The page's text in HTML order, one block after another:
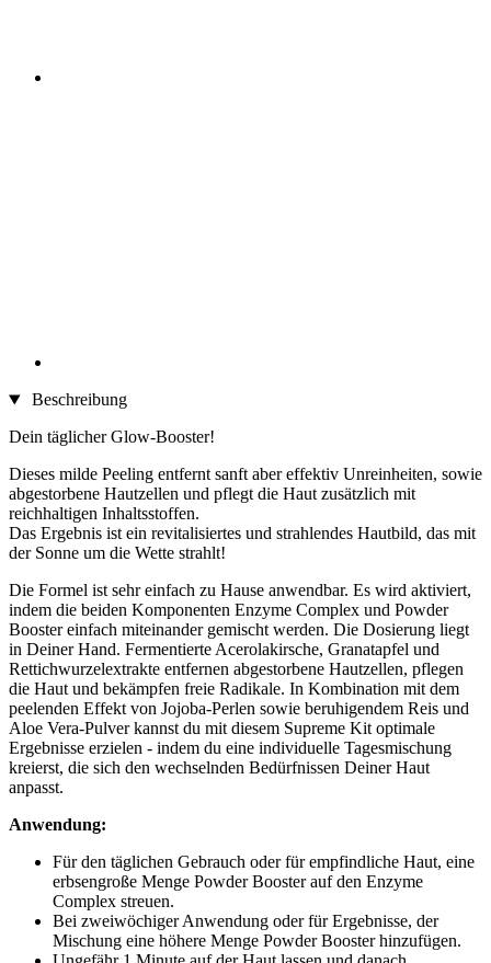
Beschreibung
Dein täglicher Glow-Booster!
Dieses milde Peeling entfernt sanft aber effektiv Unreinheiten, sowie
abgestorbene Hautzellen und pflegt die Haut zusätzlich mit
reichhaltigen Inhaltsstoffen.
Das Ergebnis ist ein revitalisiertes und strahlendes Hautbild, das mit
der Sonne um die Wette strahlt!
Die Formel ist sehr einfach zu Hause anwendbar. Es wird aktiviert,
indem die beiden Komponenten Enzyme Complex und Powder
Booster einfach miteinander gemischt werden. Die Dosierung liegt
in Deiner Hand. Fermentierte Acerolakirsche, Granatapfel und
Rettichwurzelextrakte entfernen abgestorbene Hautzellen, pflegen
die Haut und bekämpfen freie Radikale. In Kombination mit dem
peelenden Effekt von Jojoba-Perlen sowie beruhigendem Reis und
Aloe Vera-Pulver kannst du mit diesem Supreme Kit optimale
Ergebnisse erzielen - indem du eine individuelle Tagesmischung
kreierst, die sich den wechselnden Bedürfnissen Deiner Haut
anpasst.
Anwendung:
Für den täglichen Gebrauch oder für empfindliche Haut, eine
erbsengroße Menge Powder Booster auf den Enzyme
Complex streuen.
Bei zweiwöchiger Anwendung oder für Ergebnisse, der
Mischung eine höhere Menge Powder Booster hinzufügen.